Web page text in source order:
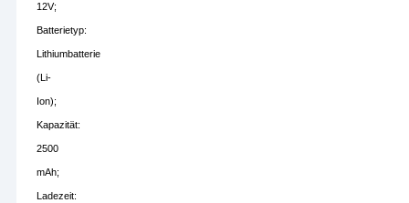
12V;
Batterietyp:
Lithiumbatterie
(Li-
Ion);
Kapazität:
2500
mAh;
Ladezeit: